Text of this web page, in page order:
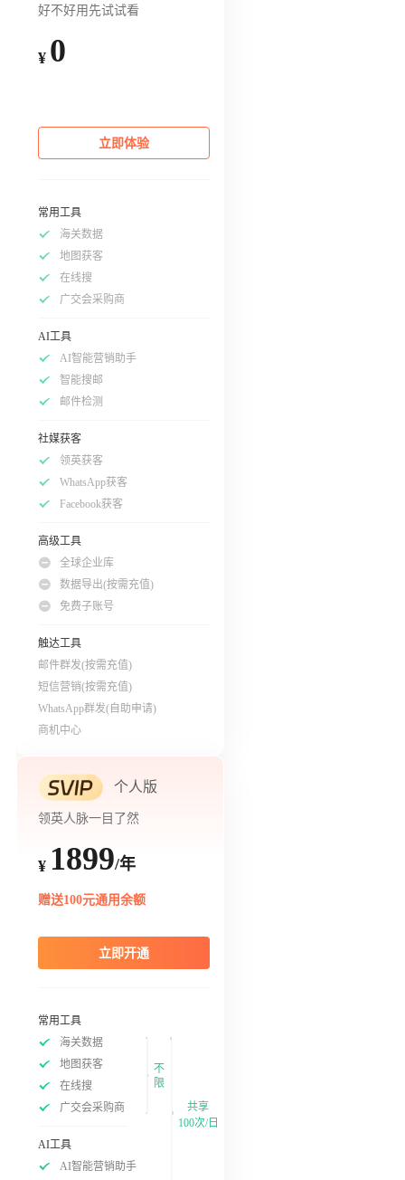
好不好用先试试看
¥ 0
立即体验
常用工具
海关数据
地图获客
在线搜
广交会采购商
AI工具
AI智能营销助手
智能搜邮
邮件检测
社媒获客
领英获客
WhatsApp获客
Facebook获客
高级工具
全球企业库
数据导出(按需充值)
免费子账号
触达工具
邮件群发(按需充值)
短信营销(按需充值)
WhatsApp群发(自助申请)
商机中心
个人版
领英人脉一目了然
¥ 1899/年
赠送100元通用余额
立即开通
常用工具
海关数据
地图获客
在线搜
广交会采购商
不
限
AI工具
AI智能营销助手
共享
100次/日